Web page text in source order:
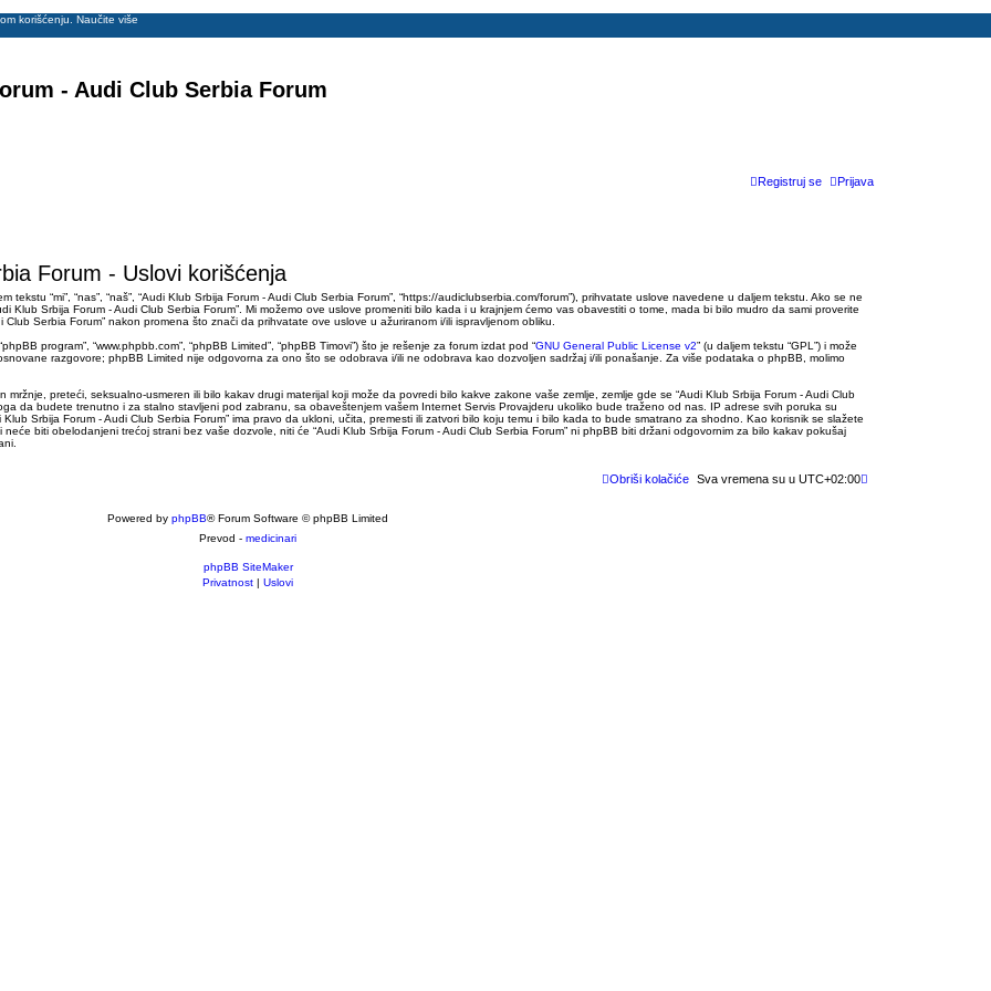
korišćenju. Naučite više
- Audi Club Serbia Forum
Prijava
Registruj se
Forum - Uslovi korišćenja
tekstu “mi”, “nas”, “naš”, “Audi Klub Srbija Forum - Audi Club Serbia Forum”, “https://audiclubserbia.com/forum”), prihvatate uslove navedene u daljem tekstu. Ako se ne
Klub Srbija Forum - Audi Club Serbia Forum”. Mi možemo ove uslove promeniti bilo kada i u krajnjem ćemo vas obavestiti o tome, mada bi bilo mudro da sami proverite
Serbia Forum” nakon promena što znači da prihvatate ove uslove u ažuriranom i/ili ispravljenom obliku.
program”, “www.phpbb.com”, “phpBB Limited”, “phpBB Timovi”) što je rešenje za forum izdat pod “GNU General Public License v2” (u daljem tekstu “GPL”) i može
razgovore; phpBB Limited nije odgovorna za ono što se odobrava i/ili ne odobrava kao dozvoljen sadržaj i/ili ponašanje. Za više podataka o phpBB, molimo
preteći, seksualno-usmeren ili bilo kakav drugi materijal koji može da povredi bilo kakve zakone vaše zemlje, zemlje gde se “Audi Klub Srbija Forum - Audi Club
da budete trenutno i za stalno stavljeni pod zabranu, sa obaveštenjem vašem Internet Servis Provajderu ukoliko bude traženo od nas. IP adrese svih poruka su
Srbija Forum - Audi Club Serbia Forum” ima pravo da ukloni, učita, premesti ili zatvori bilo koju temu i bilo kada to bude smatrano za shodno. Kao korisnik se slažete
biti obelodanjeni trećoj strani bez vaše dozvole, niti će “Audi Klub Srbija Forum - Audi Club Serbia Forum” ni phpBB biti držani odgovornim za bilo kakav pokušaj
Sva vremena su u UTC+02:00
Obriši kolačiće
Powered by phpBB® Forum Software © phpBB Limited
Prevod - medicinari
phpBB SiteMaker
Privatnost | Uslovi